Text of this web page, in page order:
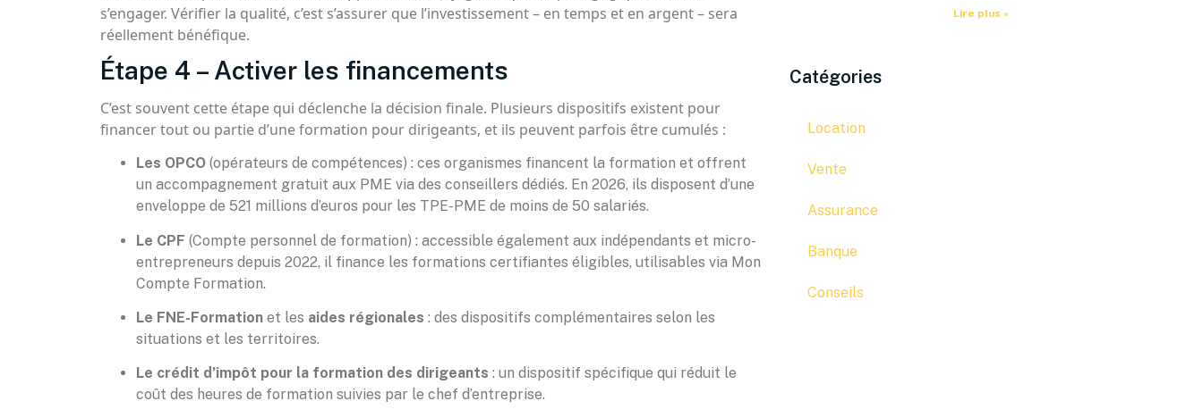
s’engager. Vérifier la qualité, c’est s’assurer que l’investissement – en temps et en argent – sera
réellement bénéfique.
Étape 4 – Activer les financements
C’est souvent cette étape qui déclenche la décision finale. Plusieurs dispositifs existent pour
financer tout ou partie d’une formation pour dirigeants, et ils peuvent parfois être cumulés :
Les OPCO (opérateurs de compétences) : ces organismes financent la formation et offrent
un accompagnement gratuit aux PME via des conseillers dédiés. En 2026, ils disposent d’une
enveloppe de 521 millions d’euros pour les TPE-PME de moins de 50 salariés.
Le CPF (Compte personnel de formation) : accessible également aux indépendants et micro-
entrepreneurs depuis 2022, il finance les formations certifiantes éligibles, utilisables via Mon
Compte Formation.
Le FNE-Formation et les aides régionales : des dispositifs complémentaires selon les
situations et les territoires.
Le crédit d’impôt pour la formation des dirigeants : un dispositif spécifique qui réduit le
coût des heures de formation suivies par le chef d’entreprise.
Lire plus »
Catégories
Location
Vente
Assurance
Banque
Conseils